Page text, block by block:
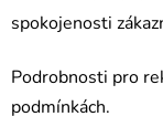
spokojenosti
Podrobnosti pro
podmínkách.